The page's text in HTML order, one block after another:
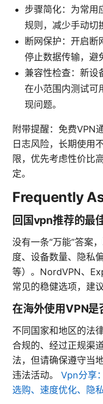
步骤简化：为常用
规则，减少手动切
断网保护：开启断
停止数据传输，避
兼容性检查：新设
在小范围内测试可
现问题。
附带提醒：免费VPN
日志风险，长期使用
限，优先考虑性价比
定。
Frequently
回国vpn推荐的最
没有一条“万能”答案
度、设备数量、隐私
等）。NordVPN、
常见的稳健选项，建
在海外使用VPN是
不同国家和地区的法
合规的、经过正规渠
法，但请确保遵守当
违法活动。 Vpn分享
选购、速度优化、隐